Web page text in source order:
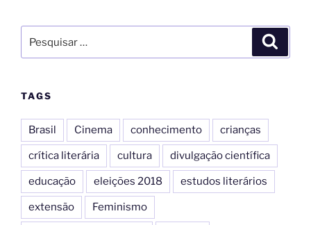
e
b
o
k
o
d
l
e
TAGS
Brasil Cinema conhecimento crianças
crítica literária cultura divulgação científica
educação eleições 2018 estudos literários
extensão Feminismo